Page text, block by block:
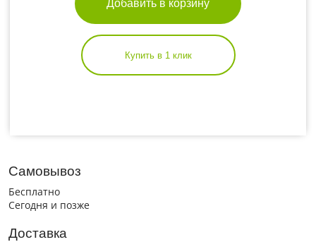
Добавить в корзину
Купить в 1 клик
Самовывоз
Бесплатно
Сегодня и позже
Доставка